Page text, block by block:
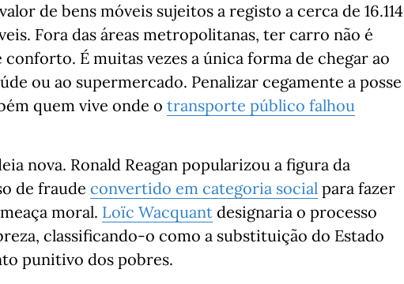
de bens móveis sujeitos a registo a cerca de 16.114
Fora das áreas metropolitanas, ter carro não é
É muitas vezes a única forma de chegar ao
ou ao supermercado. Penalizar cegamente a posse
quem vive onde o transporte público falhou
nova. Ronald Reagan popularizou a figura da
de fraude convertido em categoria social para fazer
moral. Loïc Wacquant designaria o processo
classificando-o como a substituição do Estado
punitivo dos pobres.